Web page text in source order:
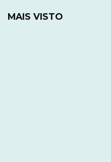
MAIS VISTO